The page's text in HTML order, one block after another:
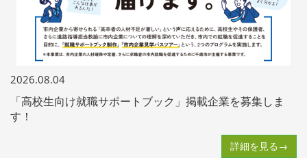
2026.08.04
「高校生向け就職サポートブック」掲載企業を募集しま
す！
詳細を見る→